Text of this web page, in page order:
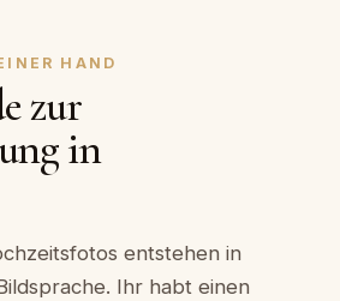
HAND
zur
in
entstehen in
Ihr habt einen